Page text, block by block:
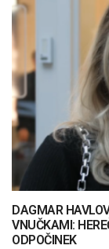
DAGMAR
VNUČKAMI:
ODPOČINEK